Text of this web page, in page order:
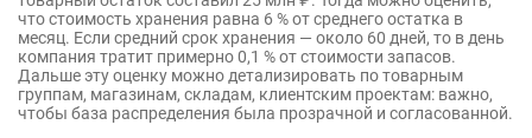
что стоимость хранения равна 6 % от среднего остатка в
месяц. Если средний срок хранения — около 60 дней, то в день
компания тратит примерно 0,1 % от стоимости запасов.
Дальше эту оценку можно детализировать по товарным
группам, магазинам, складам, клиентским проектам: важно,
чтобы база распределения была прозрачной и согласованной.